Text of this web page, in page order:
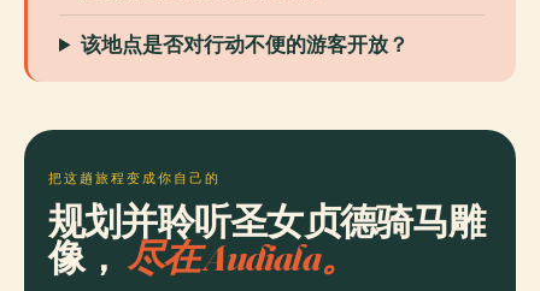
该地点是否对行动不便的游客开放？
把这趟旅程变成你自己的
规划并聆听圣女贞德骑马雕
像， 尽在 Audiala。